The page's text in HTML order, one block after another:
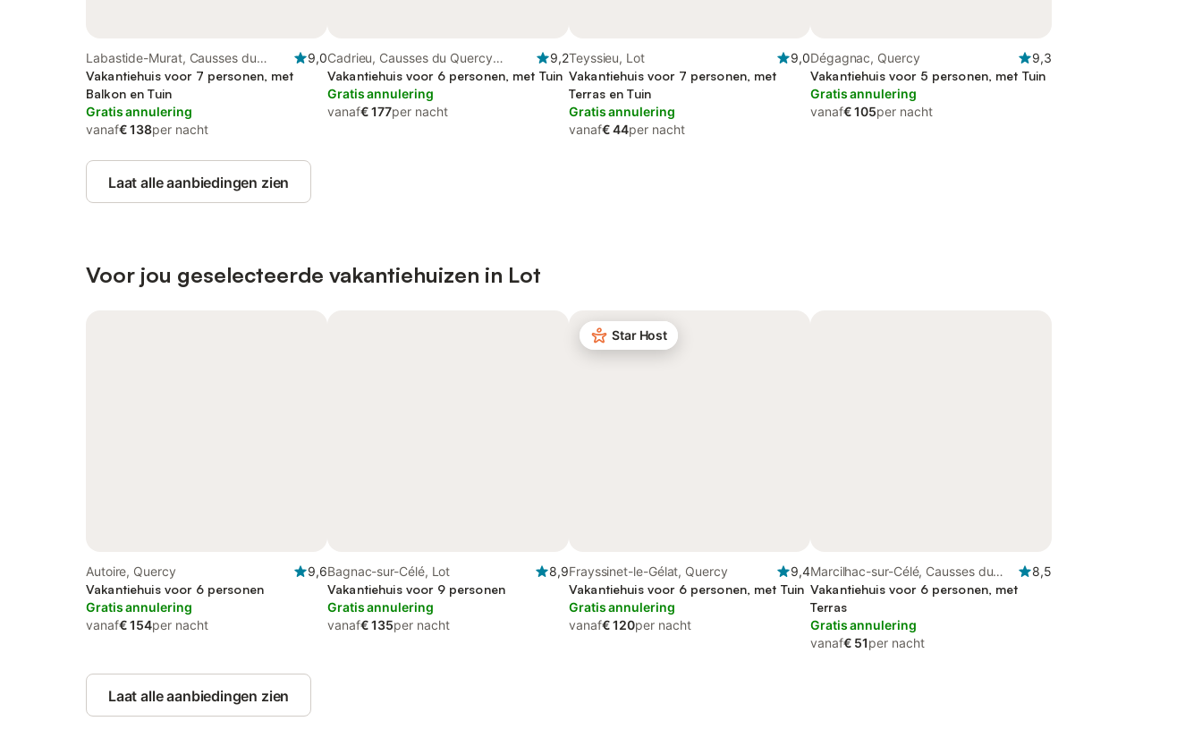
Labastide-Murat, Causses du
Quercy Regional Nature Park
9,0
Vakantiehuis voor 7 personen, met
Balkon en Tuin
Gratis annulering
vanaf€ 138per nacht
Cadrieu, Causses du Quercy
Regional Nature Park
9,2
Vakantiehuis voor 6 personen, met Tuin
Gratis annulering
vanaf€ 177per nacht
Teyssieu, Lot
9,0
Vakantiehuis voor 7 personen, met
Terras en Tuin
Gratis annulering
vanaf€ 44per nacht
Dégagnac, Quercy
9,3
Vakantiehuis voor 5 personen, met Tuin
Gratis annulering
vanaf€ 105per nacht
Laat alle aanbiedingen zien
Voor jou geselecteerde vakantiehuizen in Lot
Autoire, Quercy
9,6
Vakantiehuis voor 6 personen
Gratis annulering
vanaf€ 154per nacht
Bagnac-sur-Célé, Lot
8,9
Vakantiehuis voor 9 personen
Gratis annulering
vanaf€ 135per nacht
Star Host
Frayssinet-le-Gélat, Quercy
9,4
Vakantiehuis voor 6 personen, met Tuin
Gratis annulering
vanaf€ 120per nacht
Marcilhac-sur-Célé, Causses du
Quercy Regional Nature Park
8,5
Vakantiehuis voor 6 personen, met
Terras
Gratis annulering
vanaf€ 51per nacht
Laat alle aanbiedingen zien